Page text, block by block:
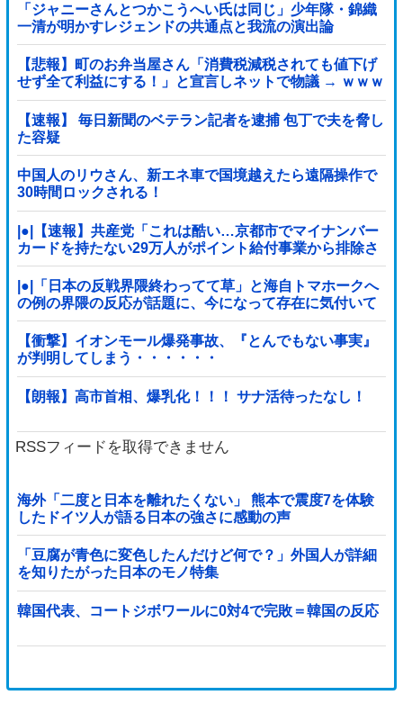
「ジャニーさんとつかこうへい氏は同じ」少年隊・錦織
一清が明かすレジェンドの共通点と我流の演出論
【悲報】町のお弁当屋さん「消費税減税されても値下げ
せず全て利益にする！」と宣言しネットで物議 → ｗｗｗ
ｗｗｗｗｗｗｗｗｗｗｗ
【速報】 毎日新聞のベテラン記者を逮捕 包丁で夫を脅し
た容疑
中国人のリウさん、新エネ車で国境越えたら遠隔操作で
30時間ロックされる！
|●|【速報】共産党「これは酷い…京都市でマイナンバー
カードを持たない29万人がポイント給付事業から排除さ
れた」
|●|「日本の反戦界隈終わってて草」と海自トマホークへ
の例の界隈の反応が話題に、今になって存在に気付いて
しまった結果……
【衝撃】イオンモール爆発事故、『とんでもない事実』
が判明してしまう・・・・・・
【朗報】高市首相、爆乳化！！！ サナ活待ったなし！
RSSフィードを取得できません
海外「二度と日本を離れたくない」 熊本で震度7を体験
したドイツ人が語る日本の強さに感動の声
「豆腐が青色に変色したんだけど何で？」外国人が詳細
を知りたがった日本のモノ特集
韓国代表、コートジボワールに0対4で完敗＝韓国の反応